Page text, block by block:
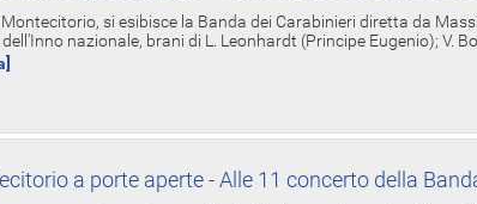
si esibisce la Banda dei Carabinieri diretta da
nazionale, brani di L. Leonhardt (Principe Eugenio); V.
a porte aperte - Alle 11 concerto della